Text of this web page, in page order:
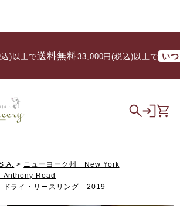
で送料無料/ 33,000円(税込)以上で いつでも
ニューヨーク州 New York
Anthony Road
ドライ・リースリング 2019